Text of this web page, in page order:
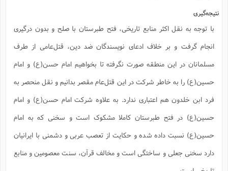
نتیجه‌گیری
با توجه به نقل اکثر منابع تاریخی، فتح طبرستان با صلح و بدون درگیری
انجام گرفت و بر خلاف ادعای نویسندگان ضد دین، قتل‌عامی از طرف
مسلمانان در این منطقه صورت نگرفته تا بخواهیم امام حسن(ع) و امام
حسین(ع) را به خاطر شرکت در این قتل‌عام مقصر بدانیم و نقل منحصر به
فرد ابن خلدون هم اعتباری ندارد. به علاوه شرکت امام حسن(ع) و امام
حسین(ع) در فتح طبرستان کاملا مشکوک است و سخنی که به امام
حسین(ع) نسبت داده شده و حکایت از تعصب عربی و دشمنی با ایرانیان
دارد سخنی جعلی و ساختگی است و مخالف قرآن، سنت معصومین و منابع